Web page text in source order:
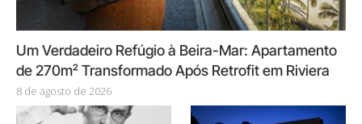
Um Verdadeiro Refúgio à Beira-Mar: Apartamento
de 270m² Transformado Após Retrofit em Riviera
8 de agosto de 2026